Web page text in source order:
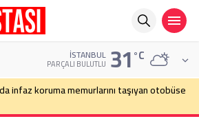
İSTANBUL
PARÇALI BULUTLU 31°C
cadde ortasında bıçaklı kavga